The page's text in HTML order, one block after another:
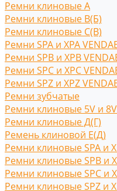
Ремни клиновые A
Ремни клиновые В(Б)
Ремни клиновые С(B)
Ремни SPA и XPA
Ремни SPB и XPB
Ремни SPC и XPC
Ремни SPZ и XPZ
Ремни зубчатые
Ремни клиновые 5V и 8V
Ремни клиновые Д(Г)
Ремень клиновой Е(Д)
Ремни клиновые SPA и
Ремни клиновые SPB и
Ремни клиновые SPC и
Ремни клиновые SPZ и